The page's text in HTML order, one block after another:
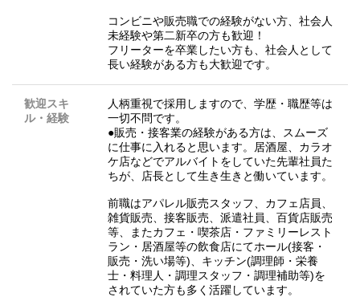
コンビニや販売職での経験がない方、社会人
未経験や第二新卒の方も歓迎！
フリーターを卒業したい方も、社会人として
長い経験がある方も大歓迎です。
歓迎スキ
ル・経験
人柄重視で採用しますので、学歴・職歴等は
一切不問です。
●販売・接客業の経験がある方は、スムーズ
に仕事に入れると思います。居酒屋、カラオ
ケ店などでアルバイトをしていた先輩社員た
ちが、店長として生き生きと働いています。
前職はアパレル販売スタッフ、カフェ店員、
雑貨販売、接客販売、派遣社員、百貨店販売
等、またカフェ・喫茶店・ファミリーレスト
ラン・居酒屋等の飲食店にてホール(接客・
販売・洗い場等)、キッチン(調理師・栄養
士・料理人・調理スタッフ・調理補助等)を
されていた方も多く活躍しています。